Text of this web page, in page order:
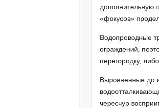
дополнительную
«фокусов»
Водопроводные
ограждений,
перегородку,
Выровненные до
чересчур